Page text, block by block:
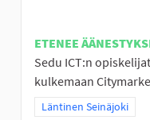
ETENEE
Sedu ICT:n
kulkemaan
Rajaa tulokset teeman
Läntinen Seinäjoki